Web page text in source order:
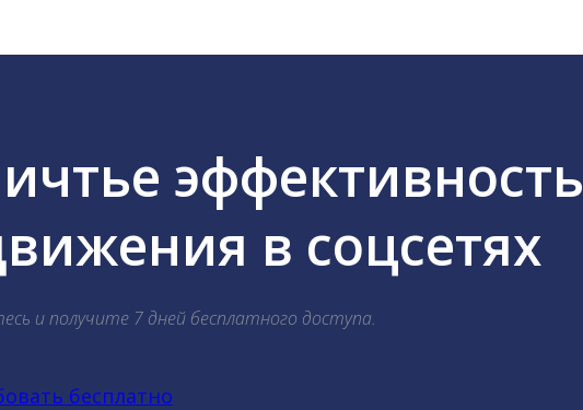
эффективность
в соцсетях
и получите 7 дней бесплатного доступа.
бесплатно